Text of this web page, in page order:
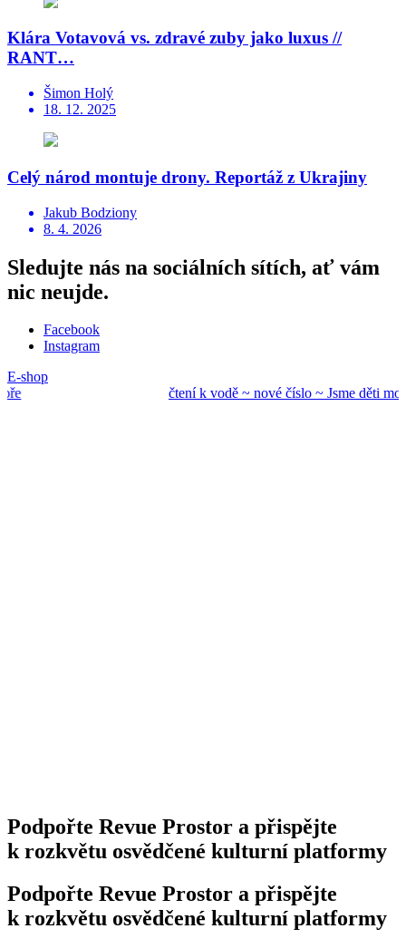
Klára Votavová vs. zdravé zuby jako luxus //
RANT…
Šimon Holý
18. 12. 2025
Celý národ montuje drony. Reportáž z Ukrajiny
Jakub Bodziony
8. 4. 2026
Sledujte nás na sociálních sítích, ať vám
nic neujde.
Facebook
Instagram
E-shop
čtení k vodě ~ novéčíslo ~ Jsme děti moře
Podpořte Revue Prostor a přispějte
k rozkvětu osvědčené kulturní platformy
Podpořte Revue Prostor a přispějte
k rozkvětu osvědčené kulturní platformy